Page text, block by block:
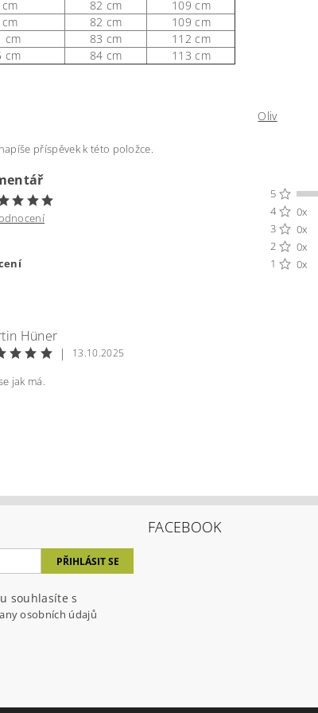
82 cm
109 cm
82 cm
109 cm
cm 83 cm
112 cm
cm 84 cm 113 cm
Oliv
příspěvek k této položce.
5
4
0x
3
0x
2
0x
1
0x
Hüner
|
13.10.2025
jak má.
souhlasíte s
osobních údajů
FACEBOOK